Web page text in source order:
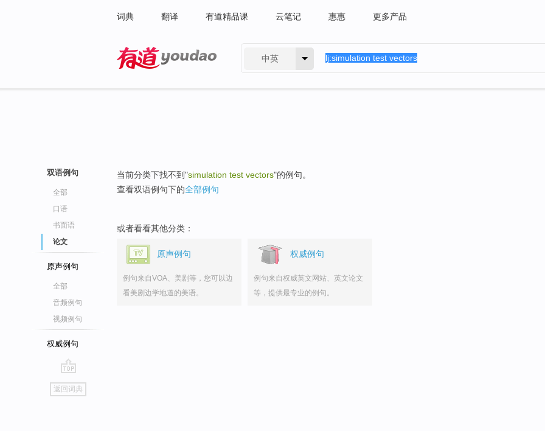
词典 翻译 有道精品课 云笔记 惠惠 更多产品
中英
双语例句
全部
口语
书面语
论文
原声例句
全部
音频例句
视频例句
权威例句
go
top
返回词典
当前分类下找不到"simulation test vectors"的例句。
查看双语例句下的全部例句
或者看看其他分类：
原声例句
例句来自VOA、美剧等，您可以边
看美剧边学地道的美语。
权威例句
例句来自权威英文网站、英文论文
等，提供最专业的例句。